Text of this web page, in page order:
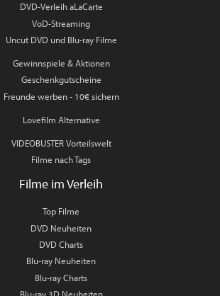
DVD-Verleih aLaCarte
VoD-Streaming
Uncut DVD und Blu-ray Filme
Gewinnspiele & Aktionen
Geschenkgutscheine
Freunde werben - 10€ sichern
Lovefilm Alternative
VIDEOBUSTER Vorteilswelt
Filme nach Tags
Filme im Verleih
Top Filme
DVD Neuheiten
DVD Charts
Blu-ray Neuheiten
Blu-ray Charts